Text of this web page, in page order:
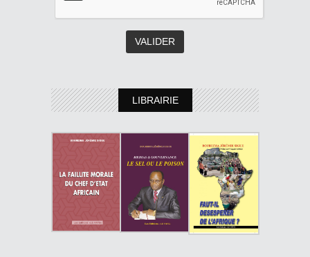
LIBRAIRIE